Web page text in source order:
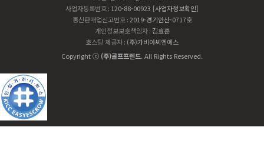
사업자등록번호: 120-88-00923 [사업자정보확인]
통신판매업신고번호 :2019-경기안산-0717호
개인정보보호책임자 : 김효훈
호스팅 제공자: (주)가비아씨엔에스
Copyright ⓒ (주)골프프렌드. All Rights Reserved.